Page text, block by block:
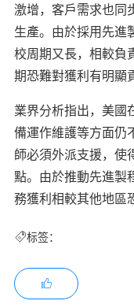
激增，客戶需求也同
生產。由於採用先進
校周期又長，相較負
期恐難對獲利有明顯
業界分析指出，美國
備運作維護等方面仍
師必須外派支援，使
點。由於推動先進製
務獲利相較其他地區
标签：